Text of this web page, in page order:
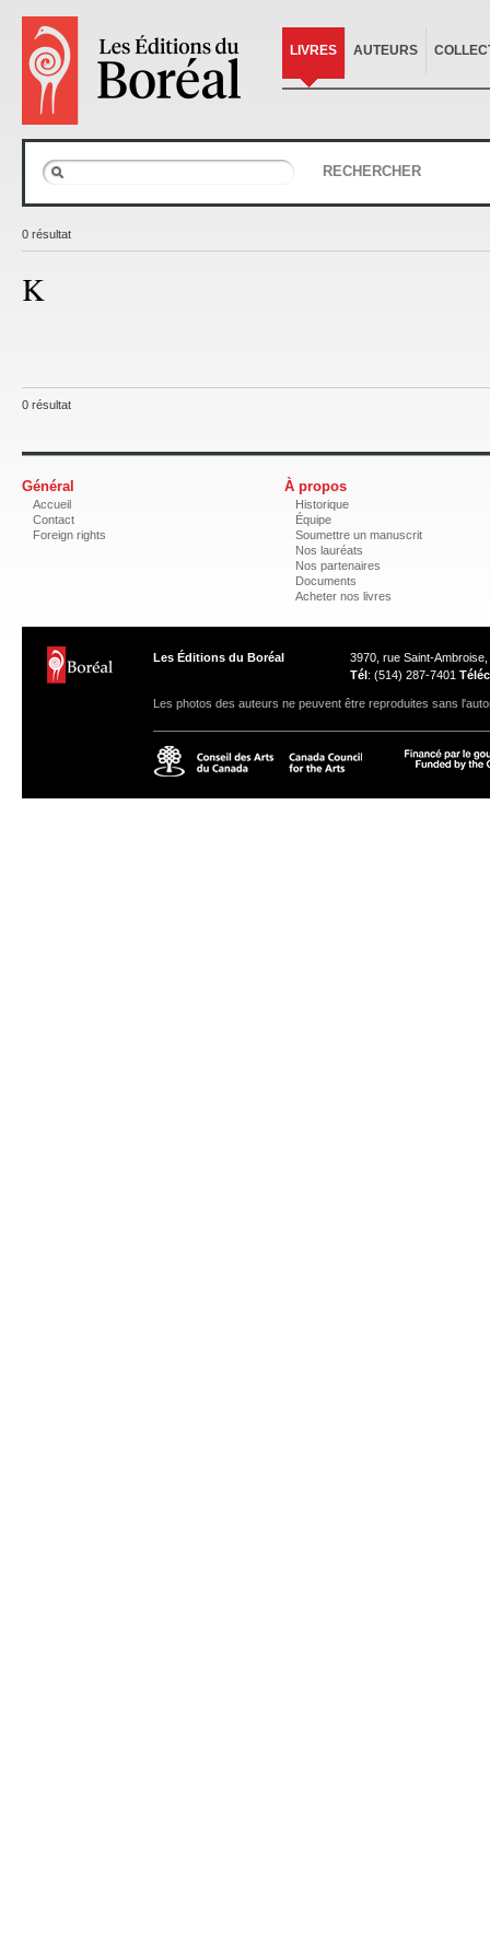
LIVRES AUTEURS
RECHERCHER
0 résultat
K
0 résultat
Général
Accueil
Contact
Foreign rights
À propos
Historique
Équipe
Soumettre un manuscrit
Nos lauréats
Nos partenaires
Documents
Acheter nos livres
Les Éditions du Boréal
3970, rue Saint-
Tél: (514) 287-7401 Téléc
Les photos des auteurs ne peuvent être reproduites sans